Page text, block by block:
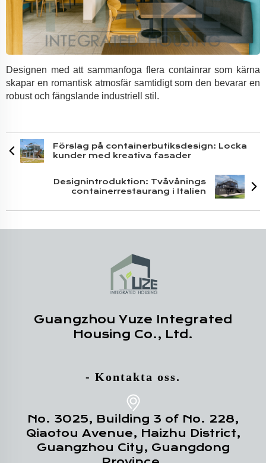
Designen med att sammanfoga flera containrar som kärna
skapar en romantisk atmosfär samtidigt som den bevarar en
robust och fängslande industriell stil.
Förslag på containerbutiksdesign: Locka
kunder med kreativa fasader
Designintroduktion: Tvåvånings
containerrestaurang i Italien
Guangzhou Yuze Integrated
Housing Co., Ltd.
- Kontakta oss.
No. 3025, Building 3 of No. 228,
Qiaotou Avenue, Haizhu District,
Guangzhou City, Guangdong